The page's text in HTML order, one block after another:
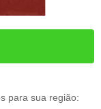
para sua região: